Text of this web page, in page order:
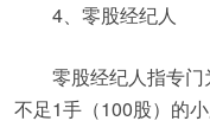
4、零股经纪人
零股经纪人指专
不足1手（100股）的小